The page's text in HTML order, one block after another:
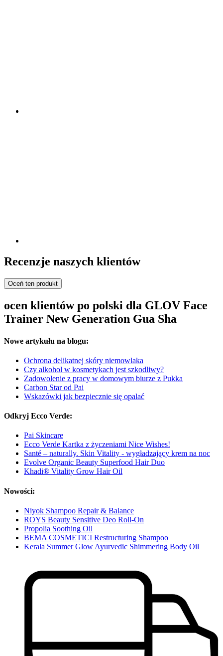
Recenzje naszych klientów
Oceń ten produkt
ocen klientów po polski dla GLOV Face
Trainer New Generation Gua Sha
Nowe artykułu na blogu:
Ochrona delikatnej skóry niemowlaka
Czy alkohol w kosmetykach jest szkodliwy?
Zadowolenie z pracy w domowym biurze z Pukka
Carbon Star od Pai
Wskazówki jak bezpiecznie się opalać
Odkryj Ecco Verde:
Pai Skincare
Ecco Verde Kartka z życzeniami Nice Wishes!
Santé – naturally. Skin Vitality - wygładzający krem na noc
Evolve Organic Beauty Superfood Hair Duo
Khadi® Vitality Grow Hair Oil
Nowości:
Niyok Shampoo Repair & Balance
ROYS Beauty Sensitive Deo Roll-On
Propolia Soothing Oil
BEMA COSMETICI Restructuring Shampoo
Kerala Summer Glow Ayurvedic Shimmering Body Oil